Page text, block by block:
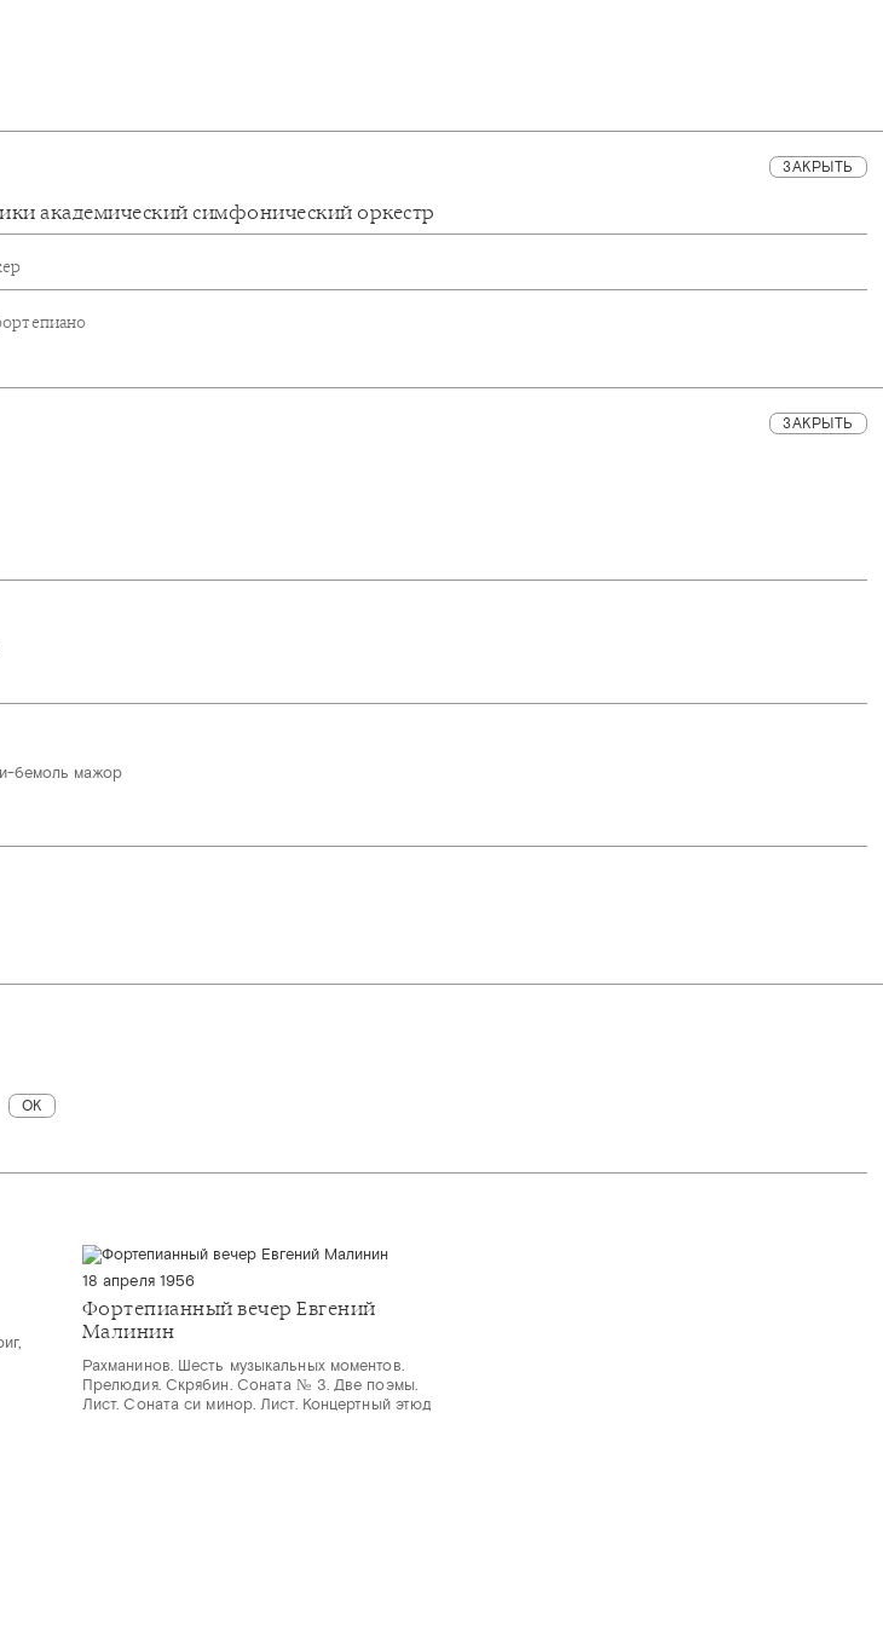
ЗАКРЫТЬ
академический симфонический оркестр
ЗАКРЫТЬ
бемоль мажор
OK
18 апреля 1956
Фортепианный вечер Евгений
Малинин
Рахманинов. Шесть музыкальных моментов.
Прелюдия. Скрябин. Соната № 3. Две поэмы.
Лист. Соната си минор. Лист. Концертный этюд